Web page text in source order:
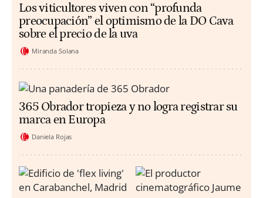
Los viticultores viven con “profunda
preocupación” el optimismo de la DO Cava
sobre el precio de la uva
Miranda Solana
365 Obrador tropieza y no logra registrar su
marca en Europa
Daniela Rojas